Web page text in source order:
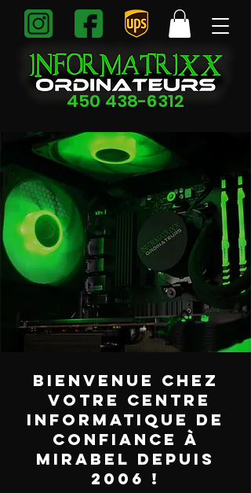
450 438-6312
Bienvenue chez
votre centre
informatique de
confiance à
Mirabel depuis
2006 !